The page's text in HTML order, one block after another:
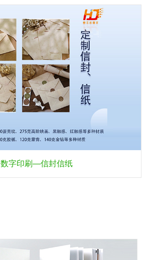
数字印刷—信封信纸